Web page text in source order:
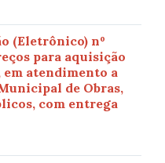
(Eletrônico) nº
para aquisição
atendimento a
de Obras,
com entrega